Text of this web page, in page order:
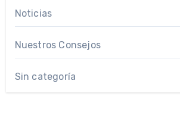
Noticias
Nuestros Consejos
Sin categoría